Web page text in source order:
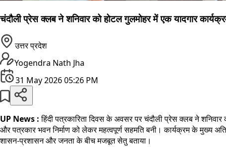
चंदौली प्रेस क्लब ने शनिवार को होटल गुलमोहर में एक यादगार
उत्तर प्रदेश
Yogendra Nath Jha
31 May 2026 05:26 PM
UP News :हिंदी पत्रकारिता दिवस के अवसर पर चंदौली प्रेस क्लब ने
और पत्रकार भवन निर्माण को लेकर महत्वपूर्ण सहमति बनी। कार्यक्रम के मुख्य
शासन-प्रशासन और जनता के बीच मजबूत सेतु बताया।